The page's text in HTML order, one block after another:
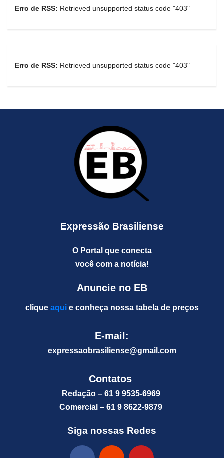
Erro de RSS: Retrieved unsupported status code "403"
Erro de RSS: Retrieved unsupported status code "403"
Expressão Brasiliense
O Portal que conecta
você com a notícia!
Anuncie no EB
clique aquie conheça nossa tabela de preços
E-mail:
expressaobrasiliense@gmail.com
Contatos
Redação – 61 9 9535-6969
Comercial – 61 9 8622-9879
Siga nossas Redes